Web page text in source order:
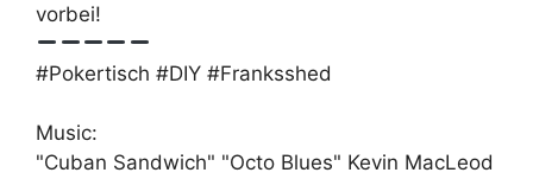
vorbei!
#Pokertisch #DIY #Franksshed
Music:
"Cuban Sandwich" "Octo Blues" Kevin MacLeod